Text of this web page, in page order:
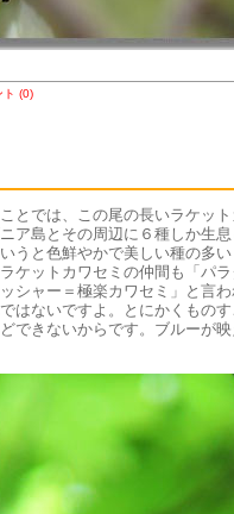
ト (0)
とでは、この尾の長いラケッ
ア島とその周辺に６種しか生
うと色鮮やかで美しい種の多
ケットカワセミの仲間も「パラ
シャー＝極楽カワセミ」と言
はないですよ。とにかくもの
できないからです。ブルーが